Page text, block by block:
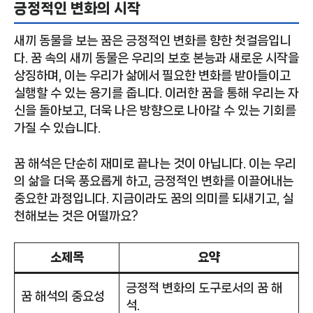
긍정적인 변화의 시작
새끼 동물을 보는 꿈은 긍정적인 변화를 향한 첫걸음입니
다. 꿈 속의 새끼 동물은 우리의 보호 본능과 새로운 시작을
상징하며, 이는 우리가 삶에서 필요한 변화를 받아들이고
실행할 수 있는 용기를 줍니다. 이러한 꿈을 통해 우리는 자
신을 돌아보고, 더욱 나은 방향으로 나아갈 수 있는 기회를
가질 수 있습니다.
꿈 해석은 단순히 재미로 끝나는 것이 아닙니다. 이는 우리
의 삶을 더욱 풍요롭게 하고, 긍정적인 변화를 이끌어내는
중요한 과정입니다. 지금이라도 꿈의 의미를 되새기고, 실
천해보는 것은 어떨까요?
소제목 요약
꿈 해석의 중요성
긍정적 변화의 도구로서의 꿈 해
석.